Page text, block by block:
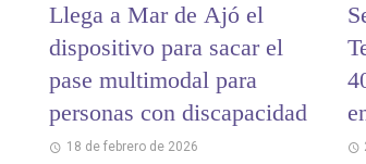
Llega a Mar de Ajó el
dispositivo para sacar el
pase multimodal para
personas con discapacidad
18 de febrero de 2026